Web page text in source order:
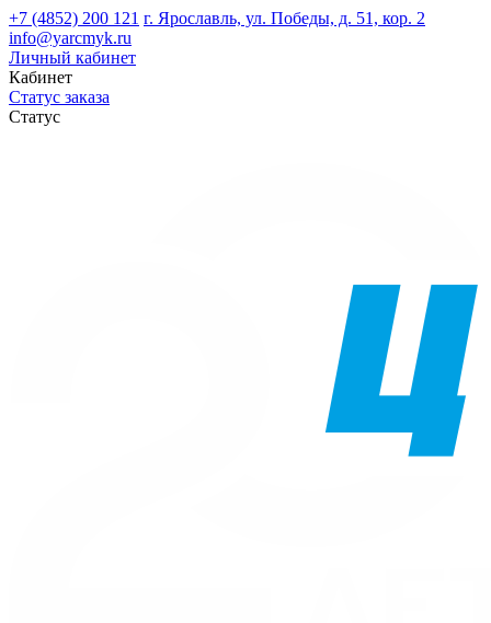
+7 (4852) 200 121 г. Ярославль, ул. Победы, д. 51, кор. 2
info@yarcmyk.ru
Личный кабинет
Кабинет
Статус заказа
Статус